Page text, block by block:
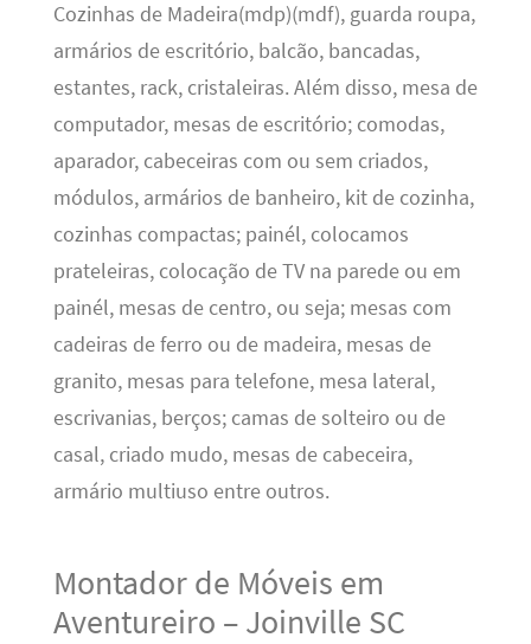
Cozinhas de Madeira(mdp)(mdf), guarda roupa,
armários de escritório, balcão, bancadas,
estantes, rack, cristaleiras. Além disso, mesa de
computador, mesas de escritório; comodas,
aparador, cabeceiras com ou sem criados,
módulos, armários de banheiro, kit de cozinha,
cozinhas compactas; painél, colocamos
prateleiras, colocação de TV na parede ou em
painél, mesas de centro, ou seja; mesas com
cadeiras de ferro ou de madeira, mesas de
granito, mesas para telefone, mesa lateral,
escrivanias, berços; camas de solteiro ou de
casal, criado mudo, mesas de cabeceira,
armário multiuso entre outros.
Montador de Móveis em
Aventureiro – Joinville SC